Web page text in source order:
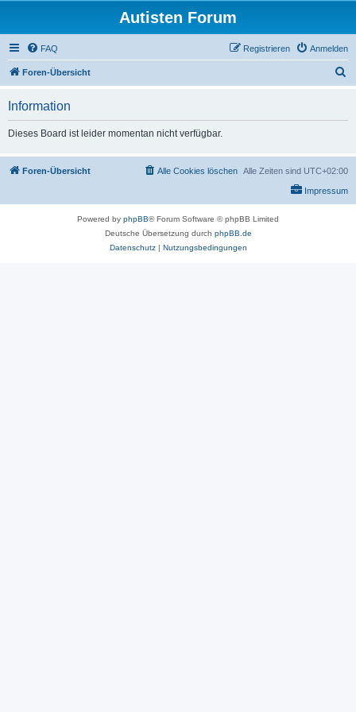
Autisten Forum
FAQ Anmelden
Registrieren
Foren-Übersicht
Information
Dieses Board ist leider momentan nicht verfügbar.
Foren-Übersicht Alle Zeiten sind UTC+02:00
Alle Cookies löschen
Impressum
Powered by phpBB® Forum Software © phpBB Limited
Deutsche Übersetzung durch phpBB.de
Datenschutz| Nutzungsbedingungen